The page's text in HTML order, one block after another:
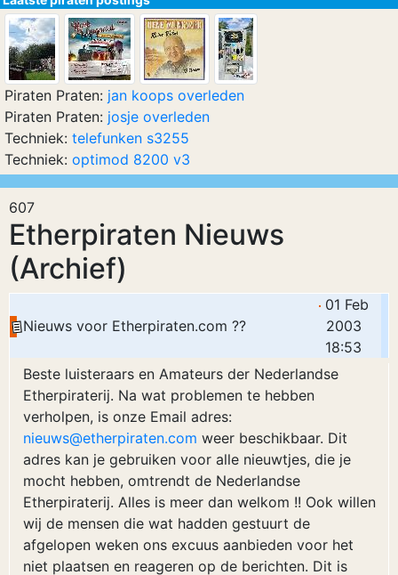
607
Etherpiraten Nieuws
(Archief)
Nieuws voor Etherpiraten.com ??
01 Feb
2003
18:53
Beste luisteraars en Amateurs der Nederlandse
Etherpiraterij. Na wat problemen te hebben
verholpen, is onze Email adres:
nieuws@etherpiraten.com weer beschikbaar. Dit
adres kan je gebruiken voor alle nieuwtjes, die je
mocht hebben, omtrendt de Nederlandse
Etherpiraterij. Alles is meer dan welkom !! Ook willen
wij de mensen die wat hadden gestuurt de
afgelopen weken ons excuus aanbieden voor het
niet plaatsen en reageren op de berichten. Dit is
Piraten Praten: jan koops overleden
Piraten Praten: josje overleden
Techniek: telefunken s3255
Techniek: optimod 8200 v3